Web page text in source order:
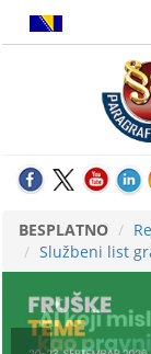
BESPLATNO
Službeni list